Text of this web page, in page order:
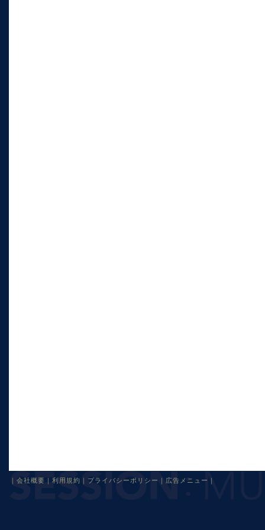
会社概要 利用規約 プライバシーポリシー 広告メニュー